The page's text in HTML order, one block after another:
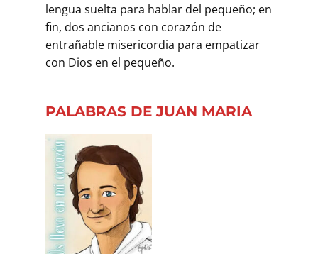
lengua suelta para hablar del pequeño; en
fin, dos ancianos con corazón de
entrañable misericordia para empatizar
con Dios en el pequeño.
PALABRAS DE JUAN MARIA